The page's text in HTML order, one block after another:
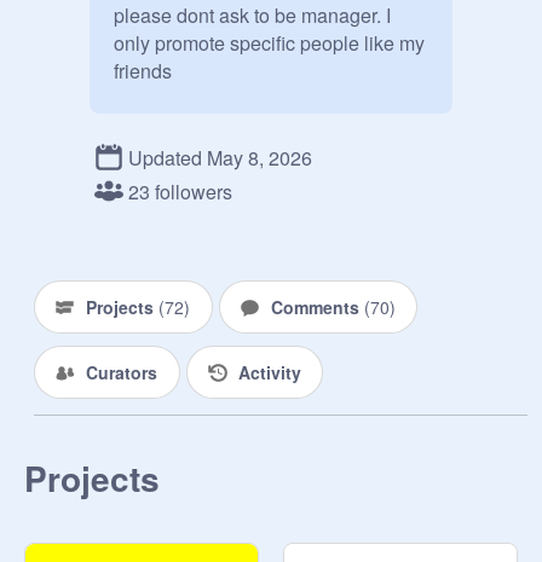
please dont ask to be manager. I
only promote specific people like my
friends
ain't doing this rn </3 tmr night okay
you can add any projects I don't care
if you are homophobic, sexist, racist,
or disrespecting others, I will remove
Updated May 8, 2026
23 followers
Projects (72) Comments (70)
Curators Activity
Projects